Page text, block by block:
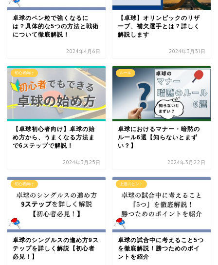
卓球のペン粒で強くなるに
は？具体的な5つの方法と戦術
について徹底解説！
2024年4月6日
【卓球】オリンピックのリザ
ーブ、補欠選手とは？詳しく
解説します
2024年3月31日
初心者向け
【卓球初心者向け】卓球の始
め方から、うまくなる方法ま
で6ステップで解説！
2024年3月25日
ルール
卓球におけるマナー・暗黙の
ルール6選【知らないとまず
い？】
2024年3月22日
初心者向け
卓球のシングルスの進め方9ス
テップを詳しく解説【初心者
必見！】
上達のヒント
卓球の試合中に考えること5つ
を徹底解説！勝つためのポイ
ントを紹介